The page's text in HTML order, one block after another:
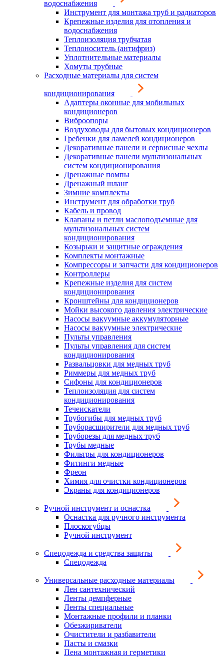
водоснабжения
Инструмент для монтажа труб и радиаторов
Крепежные изделия для отопления и
водоснабжения
Теплоизоляция трубчатая
Теплоноситель (антифриз)
Уплотнительные материалы
Хомуты трубные
Расходные материалы для систем
кондиционирования
Адаптеры оконные для мобильных
кондиционеров
Виброопоры
Воздуховоды для бытовых кондиционеров
Гребенки для ламелей кондиционеров
Декоративные панели и сервисные чехлы
Декоративные панели мультизональных
систем кондиционирования
Дренажные помпы
Дренажный шланг
Зимние комплекты
Инструмент для обработки труб
Кабель и провод
Клапаны и петли маслоподъемные для
мультизональных систем
кондиционирования
Козырьки и защитные ограждения
Комплекты монтажные
Компрессоры и запчасти для кондиционеров
Контроллеры
Крепежные изделия для систем
кондиционирования
Кронштейны для кондиционеров
Мойки высокого давления электрические
Насосы вакуумные аккумуляторные
Насосы вакуумные электрические
Пульты управления
Пульты управления для систем
кондиционирования
Развальцовки для медных труб
Риммеры для медных труб
Сифоны для кондиционеров
Теплоизоляция для систем
кондиционирования
Течеискатели
Трубогибы для медных труб
Труборасширители для медных труб
Труборезы для медных труб
Трубы медные
Фильтры для кондиционеров
Фитинги медные
Фреон
Химия для очистки кондиционеров
Экраны для кондиционеров
Ручной инструмент и оснастка
Оснастка для ручного инструмента
Плоскогубцы
Ручной инструмент
Спецодежда и средства защиты
Спецодежда
Универсальные расходные материалы
Лен сантехнический
Ленты демпферные
Ленты специальные
Монтажные профили и планки
Обезжириватели
Очистители и разбавители
Пасты и смазки
Пена монтажная и герметики